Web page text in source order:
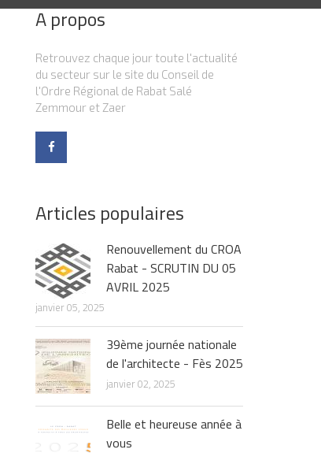
A propos
Retrouvez chaque jour toute l'actualité
du secteur sur le site du Conseil de
l'Ordre Régional de Rabat Salé
Zemmour et Zaer
Articles populaires
Renouvellement du CROA
Rabat - SCRUTIN DU 05
AVRIL 2025
janvier 05, 2025
39ème journée nationale
de l'architecte - Fès 2025
janvier 02, 2025
Belle et heureuse année à
vous